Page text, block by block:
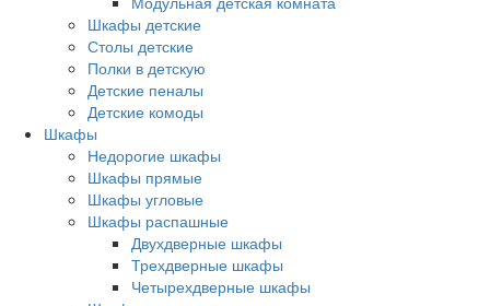
Шкафы детские
Столы детские
Полки в детскую
Детские пеналы
Детские комоды
Шкафы
Недорогие шкафы
Шкафы прямые
Шкафы угловые
Шкафы распашные
Двухдверные шкафы
Трехдверные шкафы
Четырехдверные шкафы